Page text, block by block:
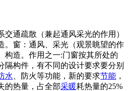
通疏散（兼起通风采光的作用）
窗：通风、采光（观景眺望的作
造。作用之一:门窗按其所处的
隔构件，有不同的设计要求要分别
水 、防火等功能，新的要求节能 ，
的热量，占全部采暖耗热量的25%